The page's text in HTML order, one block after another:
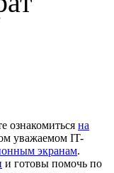
ознакомиться на
уважаемом IT-
экранам.
и готовы помочь по